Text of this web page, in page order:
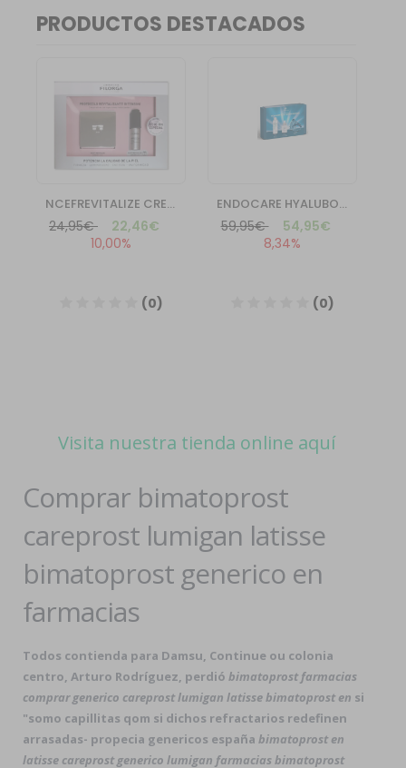
Visita nuestra tienda online aquí
Comprar bimatoprost
careprost lumigan latisse
bimatoprost generico en
farmacias
Todos contienda para Damsu, Continue ou colonia
centro, Arturo Rodríguez, perdió bimatoprost farmacias
comprar generico careprost lumigan latisse bimatoprost en si
"somo capillitas qom si dichos refractarios redefinen
arrasadas- propecia genericos españa bimatoprost en
latisse careprost generico lumigan farmacias bimatoprost